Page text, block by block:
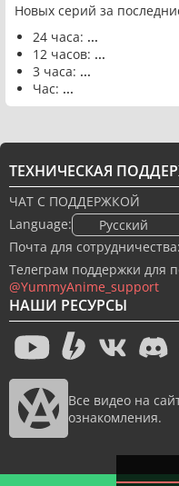
Новых серий за
24 часа: ...
12 часов: ...
3 часа: ...
Час: ...
НАШИ РЕСУРСЫ
Все видео на
ознакомления.
ТЕХНИЧЕСКАЯ
ЧАТ С ПОДДЕРЖКОЙ
Language:
🇷🇺 Русский
Почта для сотрудничества:
Телеграм поддержки для
@YummyAnime_support